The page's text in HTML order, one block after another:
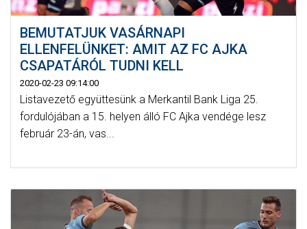
BEMUTATJUK VASÁRNAPI
ELLENFELÜNKET: AMIT AZ FC AJKA
CSAPATÁRÓL TUDNI KELL
2020-02-23 09:14:00
Listavezető együttesünk a Merkantil Bank Liga 25.
fordulójában a 15. helyen álló FC Ajka vendége lesz
február 23-án, vas...